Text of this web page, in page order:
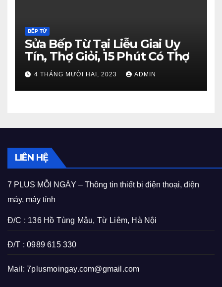
BẾP TỪ
Sửa Bếp Từ Tại Liễu Giai Uy
Tín, Thợ Giỏi, 15 Phút Có Thợ
4 THÁNG MƯỜI HAI, 2023 ADMIN
LIÊN HỆ
7 PLUS MỖI NGÀY – Thông tin thiết bị điện thoại, điện
máy, máy tính
Đ/C : 136 Hồ Tùng Mậu, Từ Liêm, Hà Nội
Đ/T : 0989 615 330
Mail:7plusmoingay.com@gmail.com